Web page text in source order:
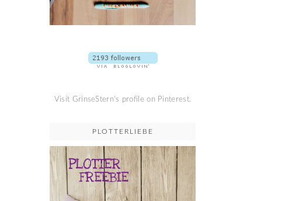
Visit GrinseStern's profile on Pinterest.
PLOTTERLIEBE